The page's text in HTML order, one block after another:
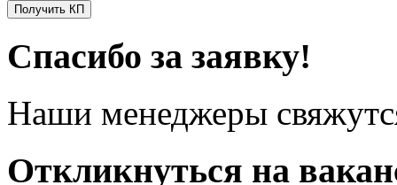
Получить КП
Спасибо за заявку!
Наши менеджеры
Откликнуться на